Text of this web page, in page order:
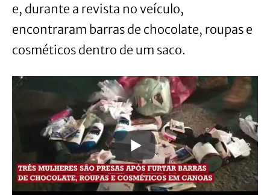
e, durante a revista no veículo,
encontraram barras de chocolate, roupas e
cosméticos dentro de um saco.